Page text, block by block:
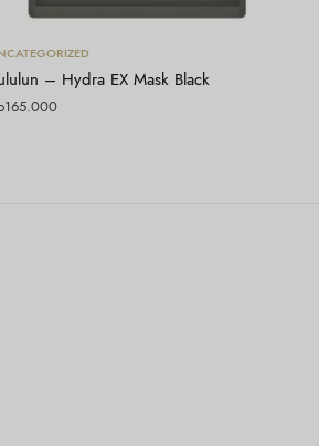
Tambah ke keranjang
– Hydra EX Mask Black
165.000